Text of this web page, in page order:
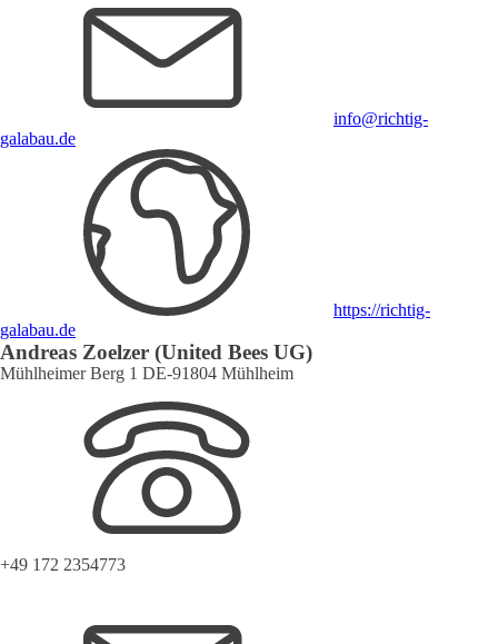
info@richtig-
galabau.de
https://richtig-
galabau.de
Andreas Zoelzer (United Bees UG)
Mühlheimer Berg 1 DE-91804 Mühlheim
+49 172 2354773